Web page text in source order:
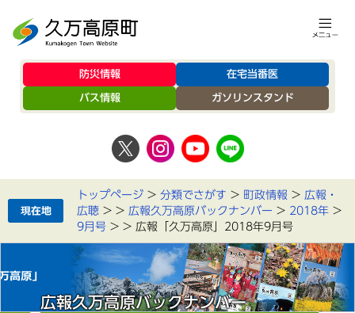
防災情報 在宅当番医
バス情報 ガソリンスタンド
トップページ > 分類でさがす > 町政情報 > 広報・
広聴 > > 広報久万高原バックナンバー > 2018年 >
9月号 > > 広報「久万高原」2018年9月号
広報久万高原バックナンバー